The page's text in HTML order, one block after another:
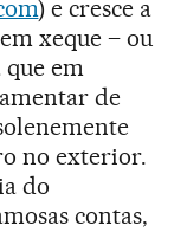
) e cresce a
xeque – ou
em
de
no exterior.
do
contas,